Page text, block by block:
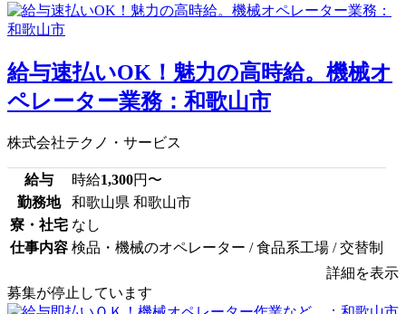
給与速払いOK！魅力の高時給。機械オ
ペレーター業務：和歌山市
株式会社テクノ・サービス
給与 時給1,300円〜
勤務地
和歌山県 和歌山市
寮・社宅 なし
仕事内容 検品・機械のオペレーター / 食品系工場 / 交替制
詳細を表示
募集が停止しています